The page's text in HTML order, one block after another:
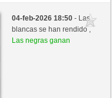
04-feb-2026 18:50- Las
blancas se han rendido ,
Las negras ganan